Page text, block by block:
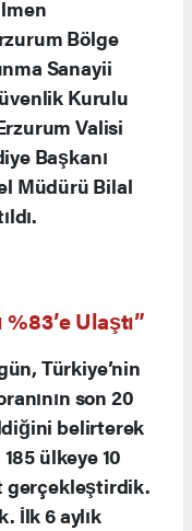
ve
sanayiine
Açılışı
Bölge
Sanayii